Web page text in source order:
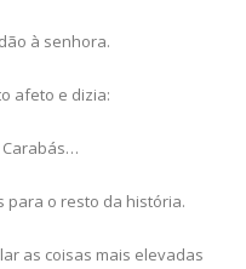
à senhora.
afeto e dizia:
para o resto da história.
as coisas mais elevadas